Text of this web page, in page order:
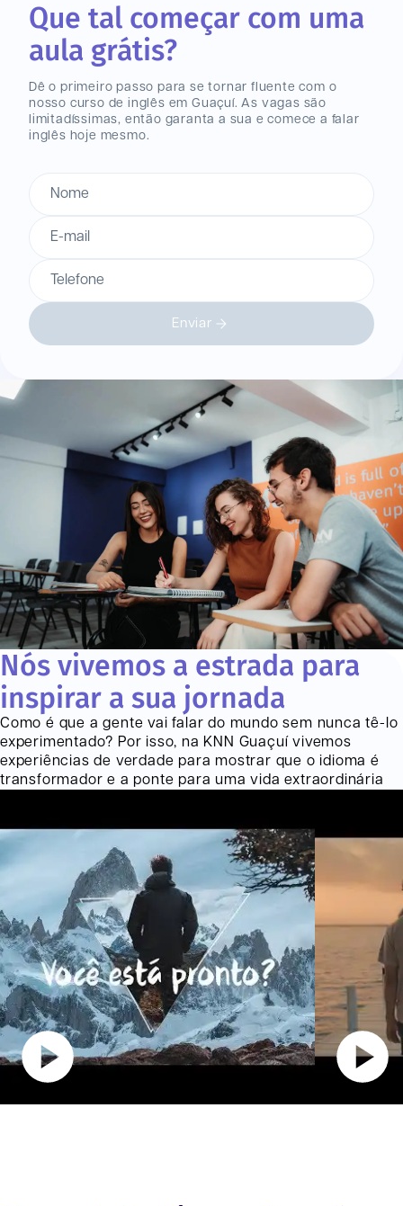
Que tal começar com uma
aula grátis?
Dê o primeiro passo para se tornar fluente com o
nosso curso de inglês em Guaçuí. As vagas são
limitadíssimas, então garanta a sua e comece a falar
inglês hoje mesmo.
Nome
E-mail
Telefone
Enviar
Nós vivemos a estrada para
inspirar a sua jornada
Como é que a gente vai falar do mundo sem nunca tê-lo
experimentado? Por isso, na KNN Guaçuí vivemos
experiências de verdade para mostrar que o idioma é
transformador e a ponte para uma vida extraordinária